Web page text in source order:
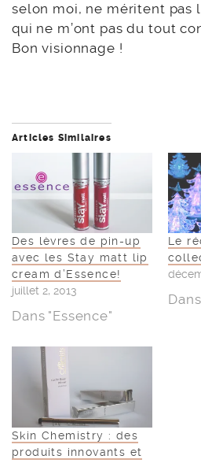
selon moi, ne méritent pas
qui ne m’ont pas du tout
Bon visionnage !
Articles Similaires
Des lèvres de pin-up
avec les Stay matt lip
cream d’Essence!
juillet 2, 2013
Dans "Essence"
Le
Skin Chemistry : des
produits innovants et